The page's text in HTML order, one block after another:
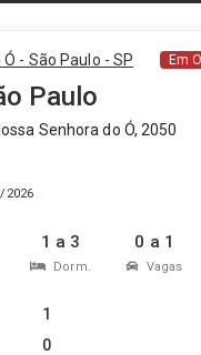
Ó - São Paulo - SP Em
Paulo
Senhora do Ó, 2050
2026
1 a 3
Dorm.
0 a 1
Vagas
1
0